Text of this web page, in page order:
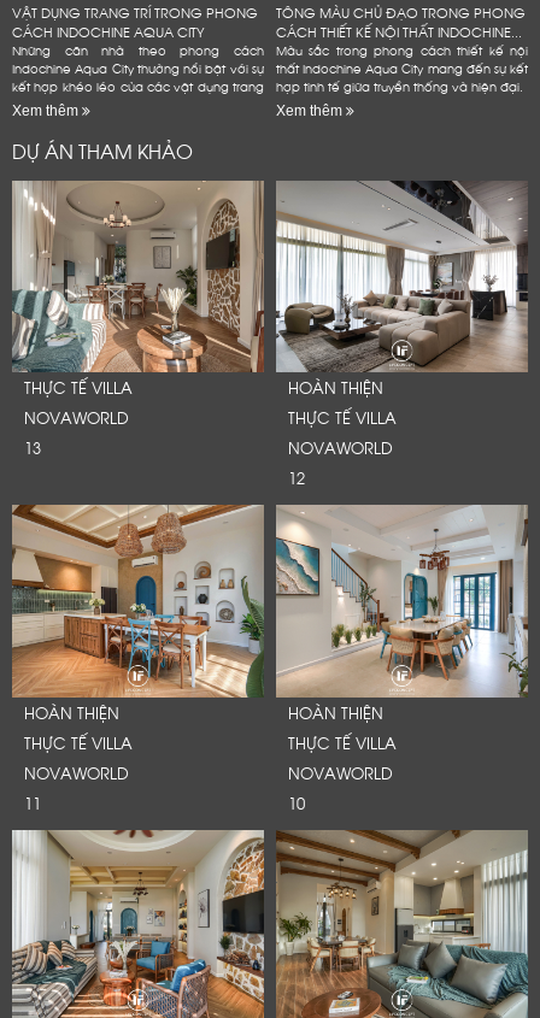
VẬT DỤNG TRANG TRÍ TRONG PHONG
CÁCH INDOCHINE AQUA CITY
Những căn nhà theo phong cách
Indochine Aqua City thường nổi bật với sự
kết hợp khéo léo của các vật dụng trang
trí mang đậm dấu ấn văn hóa Đông
Dương
Xem thêm
TÔNG MÀU CHỦ ĐẠO TRONG PHONG
CÁCH THIẾT KẾ NỘI THẤT INDOCHINE...
Màu sắc trong phong cách thiết kế nội
thất Indochine Aqua City mang đến sự kết
hợp tinh tế giữa truyền thống và hiện đại.
Xem thêm
DỰ ÁN THAM KHẢO
THỰC TẾ VILLA
NOVAWORLD
13
HOÀN THIỆN
THỰC TẾ VILLA
NOVAWORLD
12
HOÀN THIỆN
THỰC TẾ VILLA
NOVAWORLD
11
HOÀN THIỆN
THỰC TẾ VILLA
NOVAWORLD
10